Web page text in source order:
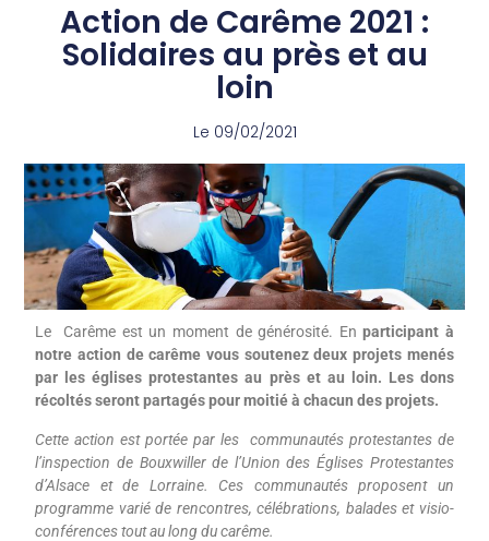
Action de Carême 2021 :
Solidaires au près et au
loin
Le 09/02/2021
Le Carême est un moment de générosité. Enparticipant à
notre action de carême vous soutenez deux projets menés
par les églises protestantes au près et au loin. Les dons
récoltés seront partagés pour moitié à chacun des projets.
Cette action est portée par les communautés protestantes de
l’inspection de Bouxwiller de l’Union des Églises Protestantes
d’Alsace et de Lorraine. Ces communautés proposent un
programme varié de rencontres, célébrations, balades et visio-
conférences tout au long du carême.